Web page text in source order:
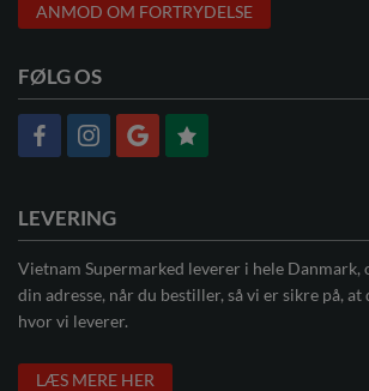
ANMOD OM FORTRYDELSE
FØLG OS
LEVERING
Vietnam Supermarked leverer i hele
din adresse, når du bestiller, så vi er sikre på,
hvor vi leverer.
LÆS MERE HER